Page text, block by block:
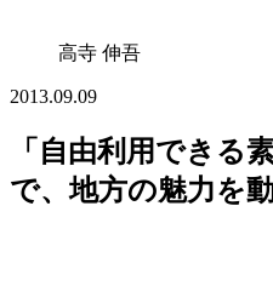
高寺 伸吾
2013.09.09
「自由利用できる
で、地方の魅力を